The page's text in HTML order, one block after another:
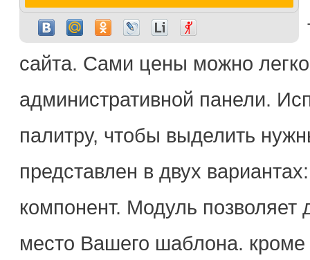
сайта. Сами цены можно легко
административной панели.
палитру, чтобы выделить
представлен в двух
компонент. Модуль
место Вашего шаблона. кроме